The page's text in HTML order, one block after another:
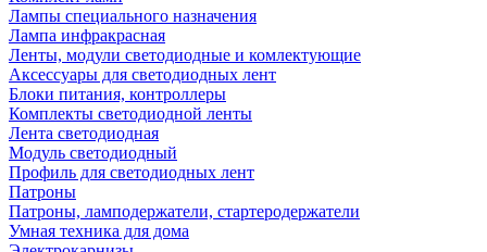
Лампы специального назначения
Лампа инфракрасная
Ленты, модули светодиодные и комлектующие
Аксессуары для светодиодных лент
Блоки питания, контроллеры
Комплекты светодиодной ленты
Лента светодиодная
Модуль светодиодный
Профиль для светодиодных лент
Патроны
Патроны, ламподержатели, стартеродержатели
Умная техника для дома